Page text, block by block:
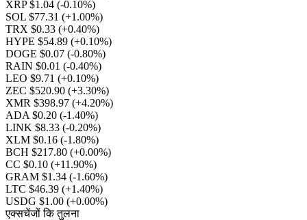
XRP $1.04 (-0.10%)
SOL $77.31 (+1.00%)
TRX $0.33 (+0.40%)
HYPE $54.89 (+0.10%)
DOGE $0.07 (-0.80%)
RAIN $0.01 (-0.40%)
LEO $9.71 (+0.10%)
ZEC $520.90 (+3.30%)
XMR $398.97 (+4.20%)
ADA $0.20 (-1.40%)
LINK $8.33 (-0.20%)
XLM $0.16 (-1.80%)
BCH $217.80 (+0.00%)
CC $0.10 (+11.90%)
GRAM $1.34 (-1.60%)
LTC $46.39 (+1.40%)
USDG $1.00 (+0.00%)
एक्सचेंजों कि तुलना